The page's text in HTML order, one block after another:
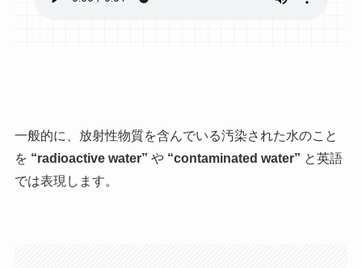
一般的に、放射性物質を含んでいる汚染された水のこと
を “radioactive water” や “contaminated water” と英語
では表現します。